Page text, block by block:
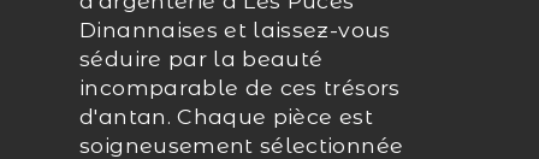
Dinannaises et laissez-vous
séduire par la beauté
incomparable de ces trésors
d'antan. Chaque pièce est
soigneusement sélectionnée